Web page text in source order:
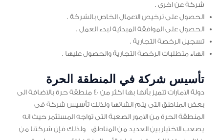
شركة عن اخرى .
الحصول على ترخيص الاعمال الخاص بالشركة .
الحصول على الموافقة المبدئية لبدء العمل .
تسجيل الرخصة التجارية .
انهاء متطلبات الرخصة التجارية والحصول عليها .
تأسيس شركة في المنطقة الحرة
دولة الامارات تتميز بأنها بها اكثر من 40 منطقة حرة بالاضافة الى
بعض المناطق التى يتم انشائها ولذلك تأسيس شركة فى
المنطقة الحرة من الامور الصعبة التى تواجه المستثمر حيث انه
يصعب الاختيار بين العديد من المناطق ولذلك فإن شركتنا من